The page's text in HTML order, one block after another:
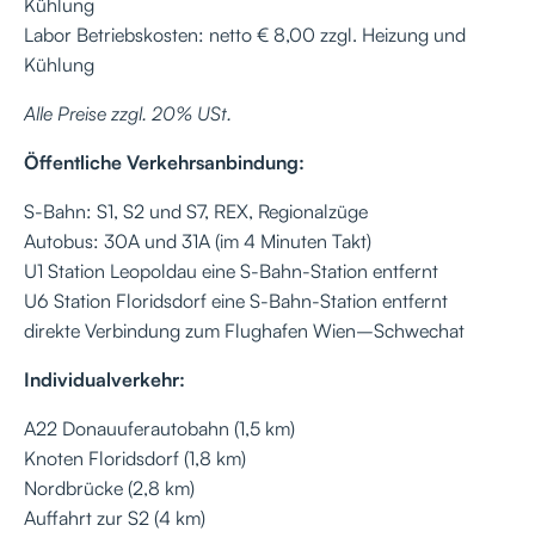
Labor Betriebskosten: netto € 8,00 zzgl. Heizung und
Kühlung
Alle Preise zzgl. 20% USt.
Öffentliche Verkehrsanbindung:
S-Bahn: S1, S2 und S7, REX, Regionalzüge
Autobus: 30A und 31A (im 4 Minuten Takt)
U1 Station Leopoldau eine S-Bahn-Station entfernt
U6 Station Floridsdorf eine S-Bahn-Station entfernt
direkte Verbindung zum Flughafen Wien–Schwechat
Individualverkehr:
A22 Donauuferautobahn (1,5 km)
Knoten Floridsdorf (1,8 km)
Nordbrücke (2,8 km)
Auffahrt zur S2 (4 km)